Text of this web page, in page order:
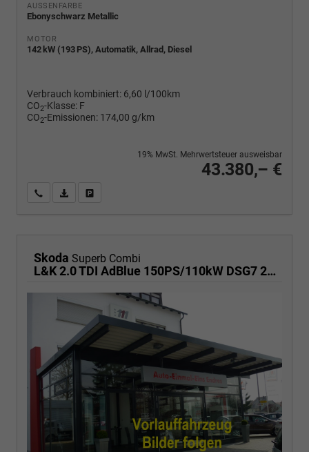
AUSSENFARBE
Ebonyschwarz Metallic
MOTOR
142 kW (193 PS), Automatik, Allrad, Diesel
Verbrauch kombiniert: 6,60 l/100km
CO2-Klasse: F
CO2-Emissionen: 174,00 g/km
43.380,– €
19% MwSt. Mehrwertsteuer ausweisbar
Wir rufen Sie anPDF-Fahrzeugexposé drucken
Skoda Superb Combi
L&K 2.0 TDI AdBlue 150PS/110kW DSG7 2026